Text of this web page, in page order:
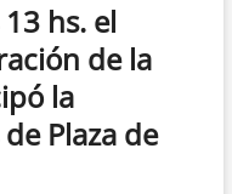
hs. el
de la
la
Plaza de